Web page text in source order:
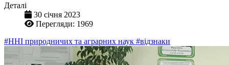
Деталі
30 січня 2023
Перегляди: 1969
#ННІ природничих та аграрних наук #відзнаки